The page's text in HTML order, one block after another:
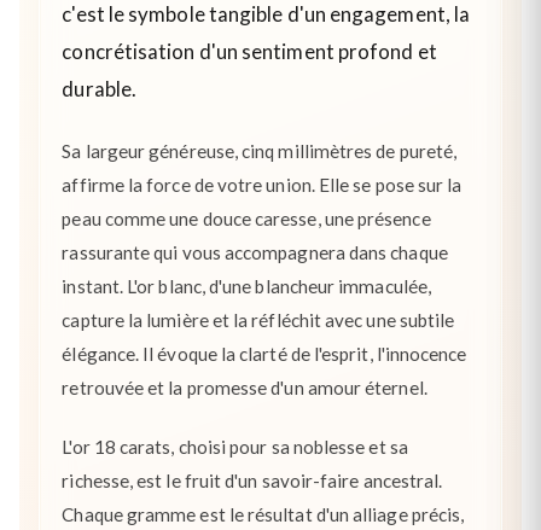
c'est le symbole tangible d'un engagement, la
concrétisation d'un sentiment profond et
durable.
Sa largeur généreuse, cinq millimètres de pureté,
affirme la force de votre union. Elle se pose sur la
peau comme une douce caresse, une présence
rassurante qui vous accompagnera dans chaque
instant. L'or blanc, d'une blancheur immaculée,
capture la lumière et la réfléchit avec une subtile
élégance. Il évoque la clarté de l'esprit, l'innocence
retrouvée et la promesse d'un amour éternel.
L'or 18 carats, choisi pour sa noblesse et sa
richesse, est le fruit d'un savoir-faire ancestral.
Chaque gramme est le résultat d'un alliage précis,